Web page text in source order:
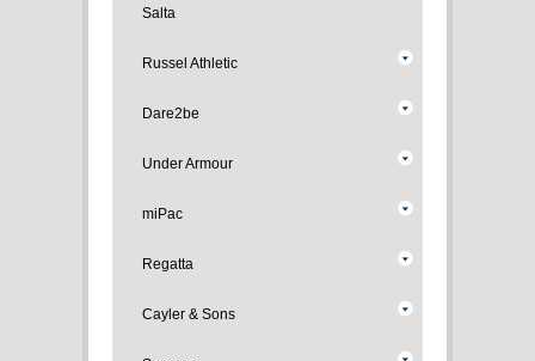
Salta
Russel Athletic
Dare2be
Under Armour
miPac
Regatta
Cayler & Sons